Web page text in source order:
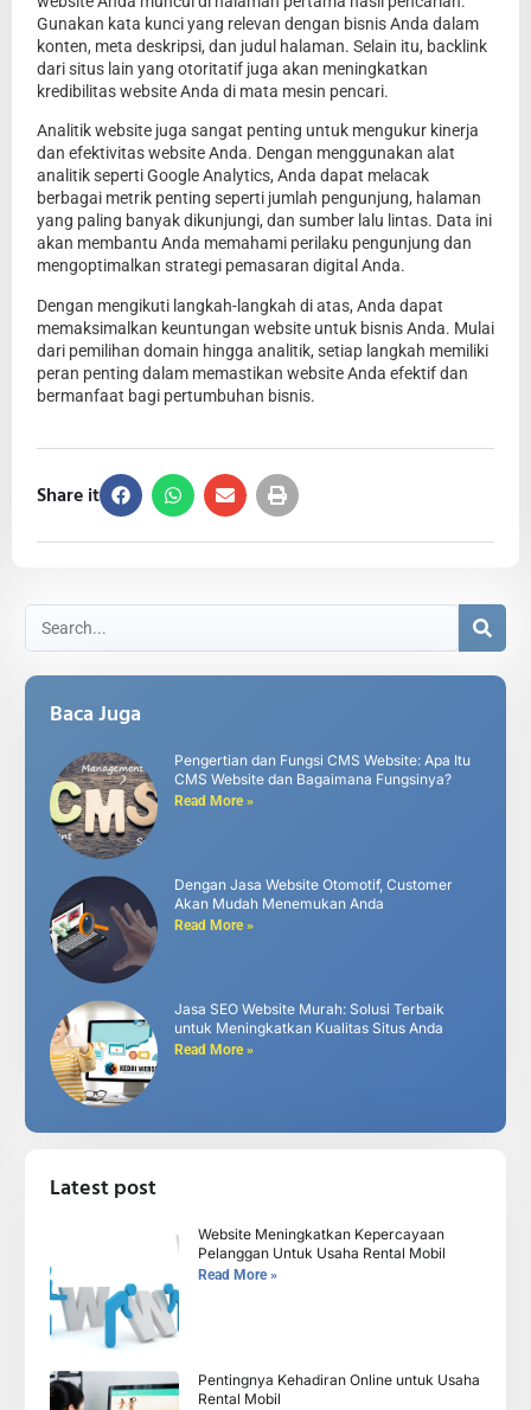
Gunakan kata kunci yang relevan dengan bisnis Anda dalam
konten, meta deskripsi, dan judul halaman. Selain itu, backlink
dari situs lain yang otoritatif juga akan meningkatkan
kredibilitas website Anda di mata mesin pencari.
Analitik website juga sangat penting untuk mengukur kinerja
dan efektivitas website Anda. Dengan menggunakan alat
analitik seperti Google Analytics, Anda dapat melacak
berbagai metrik penting seperti jumlah pengunjung, halaman
yang paling banyak dikunjungi, dan sumber lalu lintas. Data ini
akan membantu Anda memahami perilaku pengunjung dan
mengoptimalkan strategi pemasaran digital Anda.
Dengan mengikuti langkah-langkah di atas, Anda dapat
memaksimalkan keuntungan website untuk bisnis Anda. Mulai
dari pemilihan domain hingga analitik, setiap langkah memiliki
peran penting dalam memastikan website Anda efektif dan
bermanfaat bagi pertumbuhan bisnis.
Share it
Baca Juga
Pengertian dan Fungsi CMS Website: Apa Itu
CMS Website dan Bagaimana Fungsinya?
Read More »
Dengan Jasa Website Otomotif, Customer
Akan Mudah Menemukan Anda
Read More »
Jasa SEO Website Murah: Solusi Terbaik
untuk Meningkatkan Kualitas Situs Anda
Read More »
Latest post
Website Meningkatkan Kepercayaan
Pelanggan Untuk Usaha Rental Mobil
Read More »
Pentingnya Kehadiran Online untuk Usaha
Rental Mobil